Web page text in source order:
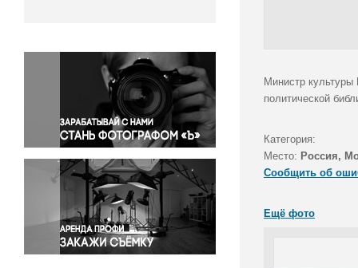
Окружающая среда
Политика
Правосудие
Происшествия и конфликты
Религия
Светская жизнь
Спорт
Экология
Экономика и бизнес
Министр
политической
Категория:
Место: Россия,
Сообщить об
Ещё фото